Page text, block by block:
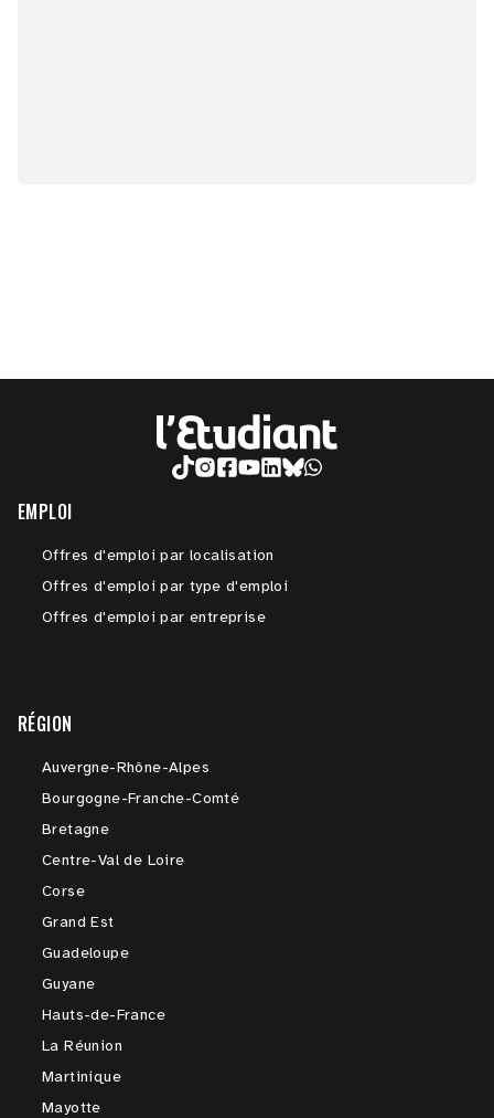
EMPLOI
Offres d'emploi par localisation
Offres d'emploi par type d'emploi
Offres d'emploi par entreprise
RÉGION
Auvergne-Rhône-Alpes
Bourgogne-Franche-Comté
Bretagne
Centre-Val de Loire
Corse
Grand Est
Guadeloupe
Guyane
Hauts-de-France
La Réunion
Martinique
Mayotte